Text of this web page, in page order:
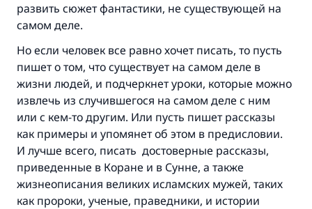
развить сюжет фантастики, не существующей на
самом деле.
Но если человек все равно хочет писать, то пусть
пишет о том, что существует на самом деле в
жизни людей, и подчеркнет уроки, которые можно
извлечь из случившегося на самом деле с ним
или с кем-то другим. Или пусть пишет рассказы
как примеры и упомянет об этом в предисловии.
И лучше всего, писать достоверные рассказы,
приведенные в Коране и в Сунне, а также
жизнеописания великих исламских мужей, таких
как пророки, ученые, праведники, и истории
Помогите нам предоставить ответы Умме
благословение, сказал:
«Указавшему на благое (полагается) такая
же награда как и совершившему его»
(МУСЛИМ, № 1893).
Участвуйте сейчас!